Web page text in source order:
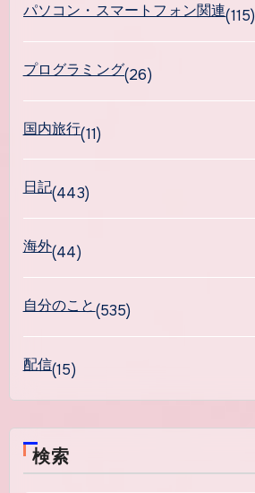
パソコン・スマートフォン関連(115)
プログラミング(26)
国内旅行(11)
日記(443)
海外(44)
自分のこと(535)
配信(15)
検索